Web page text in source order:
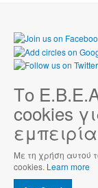
Το
cookies
Με τη χρήση αυτού
cookies. Learn more